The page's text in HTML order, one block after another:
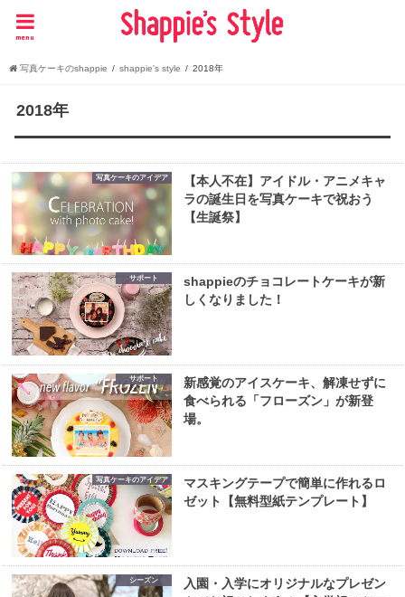
menu
写真ケーキのshappie shappie's style 2018年
2018年
写真ケーキのアイデア
【本人不在】アイドル・アニメキャ
ラの誕生日を写真ケーキで祝おう
【生誕祭】
サポート
shappieのチョコレートケーキが新
しくなりました！
サポート
新感覚のアイスケーキ、解凍せずに
食べられる「フローズン」が新登
場。
写真ケーキのアイデア
マスキングテープで簡単に作れるロ
ゼット【無料型紙テンプレート】
シーズン
入園・入学にオリジナルなプレゼン